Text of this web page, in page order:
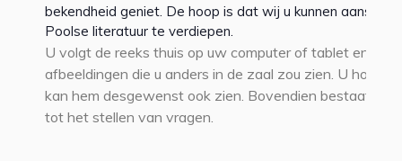
bekendheid geniet. De hoop is dat wij u kunnen
Poolse literatuur te verdiepen.
U volgt de reeks thuis op uw computer of tablet en ziet
afbeeldingen die u anders in de zaal zou zien. U hoort
kan hem desgewenst ook zien. Bovendien bestaat de
tot het stellen van vragen.